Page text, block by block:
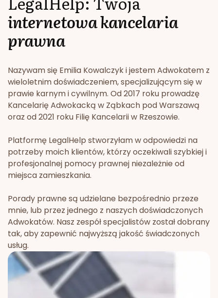
internetowa kancelaria
prawna
Nazywam się Emilia Kowalczyk i jestem Adwokatem z
wieloletnim doświadczeniem, specjalizującym się w
prawie karnym i cywilnym. Od 2017 roku prowadzę
Kancelarię Adwokacką w Ząbkach pod Warszawą
oraz od 2021 roku Filię Kancelarii w Rzeszowie.
Platformę LegalHelp stworzyłam w odpowiedzi na
potrzeby moich klientów, którzy oczekiwali szybkiej i
profesjonalnej pomocy prawnej niezależnie od
miejsca zamieszkania.
Porady prawne są udzielane bezpośrednio przeze
mnie, lub przez jednego z naszych doświadczonych
Adwokatów. Nasz zespół specjalistów został dobrany
tak, aby zapewnić najwyższą jakość świadczonych
usług.